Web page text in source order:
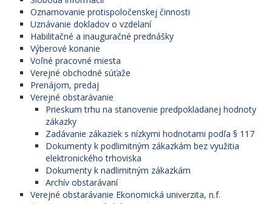
Oznamovanie protispoločenskej činnosti
Uznávanie dokladov o vzdelaní
Habilitačné a inauguračné prednášky
Výberové konanie
Voľné pracovné miesta
Verejné obchodné súťaže
Prenájom, predaj
Verejné obstarávanie
Prieskum trhu na stanovenie predpokladanej hodnoty
zákazky
Zadávanie zákaziek s nízkymi hodnotami podľa § 117
Dokumenty k podlimitným zákazkám bez využitia
elektronického trhoviska
Dokumenty k nadlimitným zákazkám
Archív obstarávaní
Verejné obstarávanie Ekonomická univerzita, n.f.